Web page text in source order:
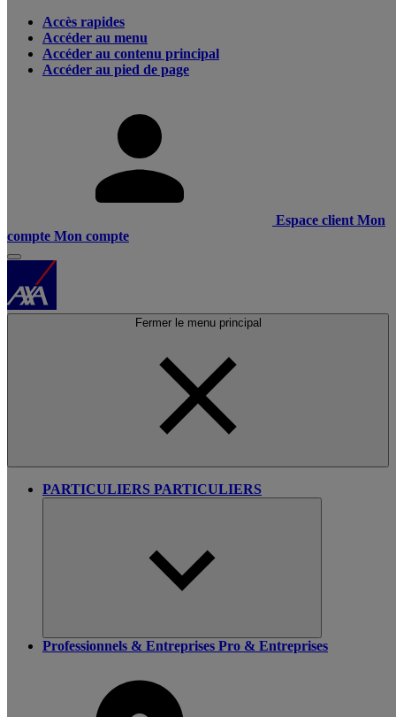
Accès rapides
Accéder au menu
Accéder au contenu principal
Accéder au pied de page
Espace client Mon
compte Mon compte
Fermer le menu principal
PARTICULIERS PARTICULIERS
Professionnels & Entreprises Pro & Entreprises